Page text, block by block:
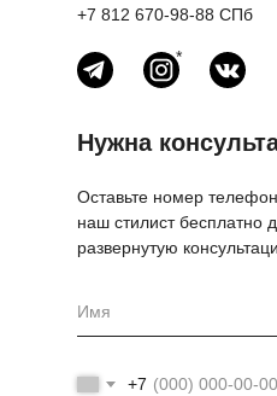
*
Нужна
+7 812 670-98-88 СПб
Оставьте номер
наш стилист бесплатно
развернутую
+7